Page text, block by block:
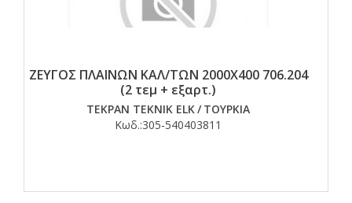
ΖΕΥΓΟΣ ΠΛΑΙΝΩΝ ΚΑΛ/ΤΩΝ 2000Χ400 706.204
(2 τεμ + εξαρτ.)
TEKPAN TEKNIK ELK/ ΤΟΥΡΚΙΑ
Κωδ.:305-540403811